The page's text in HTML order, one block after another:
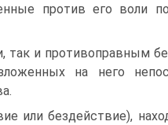
против его воли
и противо­правным
на него
или бездейст­вие),